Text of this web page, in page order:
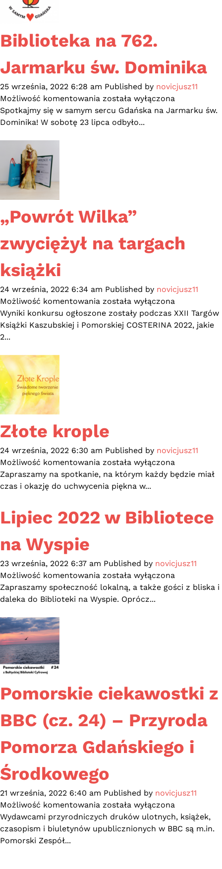
wczasów
PRL-
u”
Biblioteka na 762.
Jarmarku św. Dominika
25 września, 2022 6:28 am Published by novicjusz11
Możliwość komentowania Biblioteka
na
762.
została wyłączona
Spotkajmy się w samym sercu Gdańska na Jarmarku św.
Dominika! W sobotę 23 lipca odbyło...
„Powrót Wilka”
zwyciężył na targach
książki
24 września, 2022 6:34 am Published by novicjusz11
Możliwość komentowania „Powrót
Wilka”
zwyciężył
została wyłączona
Wyniki konkursu ogłoszone zostały podczas XXII Targów
Książki Kaszubskiej i Pomorskiej COSTERINA 2022, jakie
2...
Złote krople
24 września, 2022 6:30 am Published by novicjusz11
Możliwość komentowania Złote
krople
została wyłączona
Zapraszamy na spotkanie, na którym każdy będzie miał
czas i okazję do uchwycenia piękna w...
Lipiec 2022 w Bibliotece
na Wyspie
23 września, 2022 6:37 am Published by novicjusz11
Możliwość komentowania Lipiec
2022
w
została wyłączona
Zapraszamy społeczność lokalną, a także gości z bliska i
daleka do Biblioteki na Wyspie. Oprócz...
Pomorskie ciekawostki z
BBC (cz. 24) – Przyroda
Pomorza Gdańskiego i
Środkowego
21 września, 2022 6:40 am Published by novicjusz11
Możliwość komentowania Pomorskie
ciekawostki
z
została wyłączona
Wydawcami przyrodniczych druków ulotnych, książek,
czasopism i biuletynów upublicznionych w BBC są m.in.
Pomorski Zespół...